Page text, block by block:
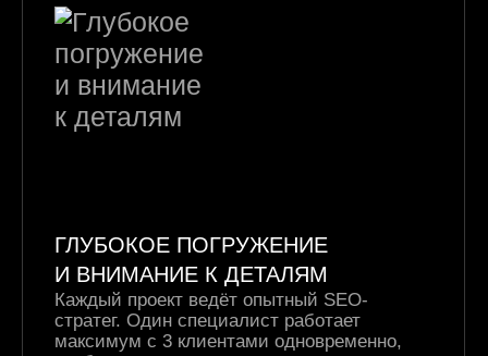
ГЛУБОКОЕ ПОГРУЖЕНИЕ
И ВНИМАНИЕ К ДЕТАЛЯМ
Каждый проект ведёт опытный SEO-
стратег. Один специалист работает
максимум с 3 клиентами одновременно,